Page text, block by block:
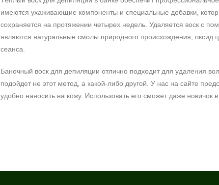
имеются ухаживающие компоненты и специальные добавки,
сохраняется на протяжении четырех недель. Удаляется воск с
являются натуральные смолы природного происхождения,
сеанса.
Баночный воск для депиляции отлично подходит для удаления
подойдет не этот метод, а какой-либо другой. У нас на сайте
удобно наносить на кожу. Использовать его сможет даже новичок в